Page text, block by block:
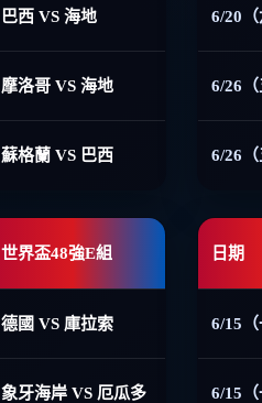
巴西 VS 海地
摩洛哥 VS 海地
蘇格蘭 VS 巴西
6/20（
6/26（
6/26（
世界盃48強E組
德國 VS 庫拉索
象牙海岸 VS 厄瓜多
日期
6/15（
6/15（